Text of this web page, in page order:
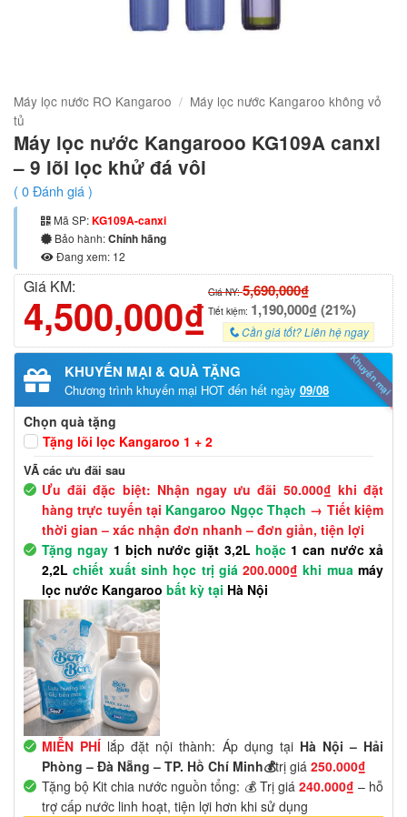
Máy lọc nước RO Kangaroo / Máy lọc nước Kangaroo không vỏ
tủ
Máy lọc nước Kangarooo KG109A canxi
– 9 lõi lọc khử đá vôi
( 0Đánh giá )
Mã SP:KG109A-canxi
Bảo hành:Chính hãng
Đang xem: 12
Giá KM:
4,500,000₫ Giá NY:5,690,000₫
Tiết kiệm: 1,190,000₫ (21%)
Cần giá tốt? Liên hệ ngay
Khuyến mại
KHUYẾN MẠI & QUÀ TẶNG
Chương trình khuyến mại HOT đến hết ngày 09/08
Chọn quà tặng
Tặng lõi lọc Kangaroo 1 + 2
VÃ các ưu đãi sau
Ưu đãi đặc biệt: Nhận ngay ưu đãi 50.000₫ khi đặt
hàng trực tuyến tại Kangaroo Ngọc Thạch → Tiết kiệm
thời gian – xác nhận đơn nhanh – đơn giản, tiện lợi
Tặng ngay 1 bịch nước giặt 3,2Lhoặc 1 can nước xả
2,2L chiết xuất sinh học trị giá200.000₫ khi muamáy
lọc nước Kangaroo bất kỳ tại Hà Nội
MIỄN PHÍ lắp đặt nội thành: Áp dụng tại Hà Nội – Hải
Phòng – Đà Nẵng – TP. Hồ Chí Minh💰trị giá 250.000₫
Tặng bộ Kit chia nước nguồn tổng: 💰 Trị giá 240.000₫ – hỗ
trợ cấp nước linh hoạt, tiện lợi hơn khi sử dụng